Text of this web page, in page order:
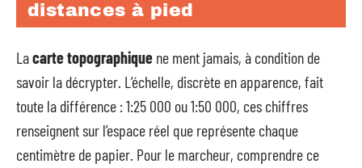
distances à pied
Lacarte topographique ne ment jamais, à condition de
savoir la décrypter. L’échelle, discrète en apparence, fait
toute la différence : 1:25 000 ou 1:50 000, ces chiffres
renseignent sur l’espace réel que représente chaque
centimètre de papier. Pour le marcheur, comprendre ce